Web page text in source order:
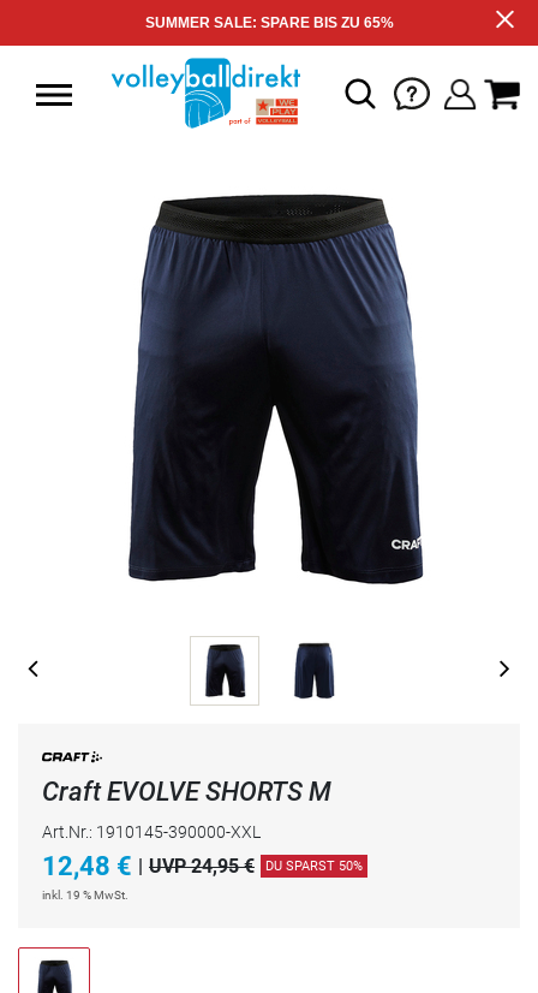
SUMMER SALE: SPARE BIS ZU 65%
Craft EVOLVE SHORTS M
Art.Nr.: 1910145-390000-XXL
12,48 € | UVP 24,95 € DU SPARST 50%
inkl. 19 % MwSt.